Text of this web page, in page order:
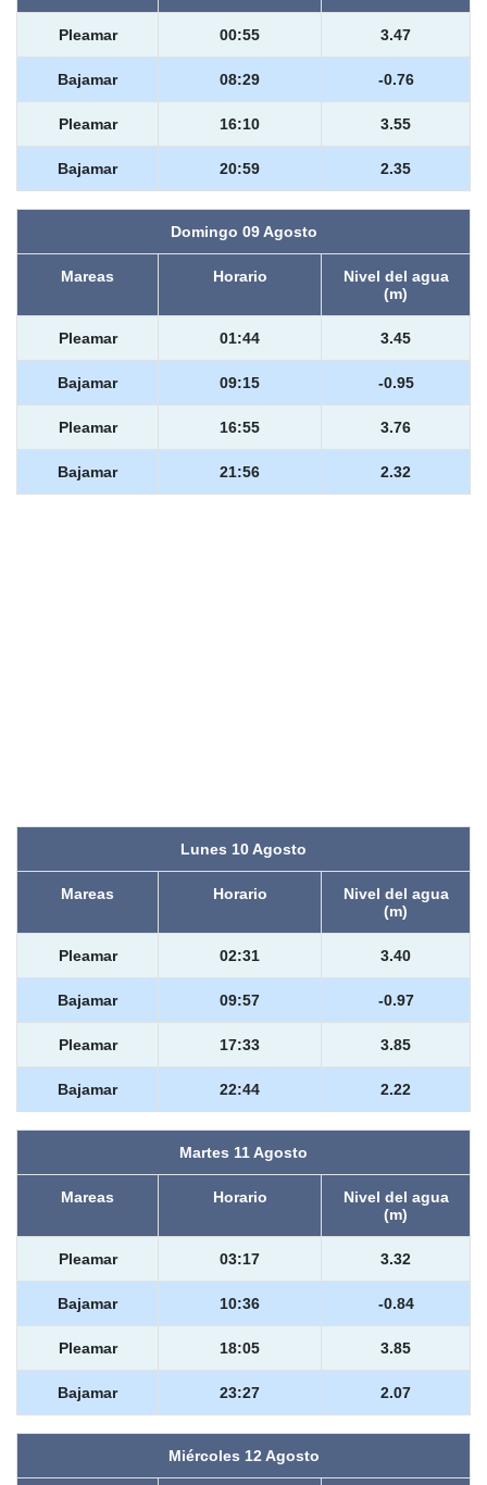
Pleamar 00:55 3.47
Bajamar 08:29 -0.76
Pleamar 16:10 3.55
Bajamar 20:59 2.35
Domingo 09 Agosto
Mareas Horario
Nivel del agua
(m)
Pleamar 01:44 3.45
Bajamar 09:15 -0.95
Pleamar 16:55 3.76
Bajamar 21:56 2.32
Lunes 10 Agosto
Mareas Horario
Nivel del agua
(m)
Pleamar 02:31 3.40
Bajamar 09:57 -0.97
Pleamar 17:33 3.85
Bajamar 22:44 2.22
Martes 11 Agosto
Mareas Horario
Nivel del agua
(m)
Pleamar 03:17 3.32
Bajamar 10:36 -0.84
Pleamar 18:05 3.85
Bajamar 23:27 2.07
Miércoles 12 Agosto